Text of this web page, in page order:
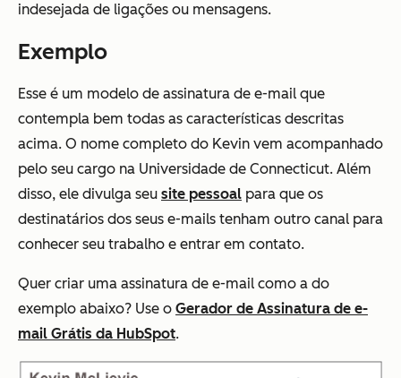
indesejada de ligações ou mensagens.
Exemplo
Esse é um modelo de assinatura de e-mail que
contempla bem todas as características descritas
acima. O nome completo do Kevin vem acompanhado
pelo seu cargo na Universidade de Connecticut. Além
disso, ele divulga seu site pessoal para que os
destinatários dos seus e-mails tenham outro canal para
conhecer seu trabalho e entrar em contato.
Quer criar uma assinatura de e-mail como a do
exemplo abaixo? Use o Gerador de Assinatura de e-
mail Grátis da HubSpot.